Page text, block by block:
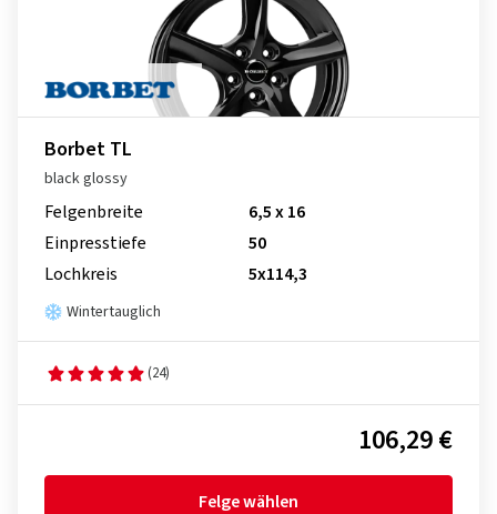
Borbet TL
black glossy
Felgenbreite
6,5 x 16
Einpresstiefe
50
Lochkreis
5x114,3
Wintertauglich
(24)
106,29 €
Felge wählen